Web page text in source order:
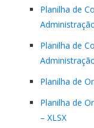
Planilha de
Planilha de
Planilha de
Planilha de
– XLSX